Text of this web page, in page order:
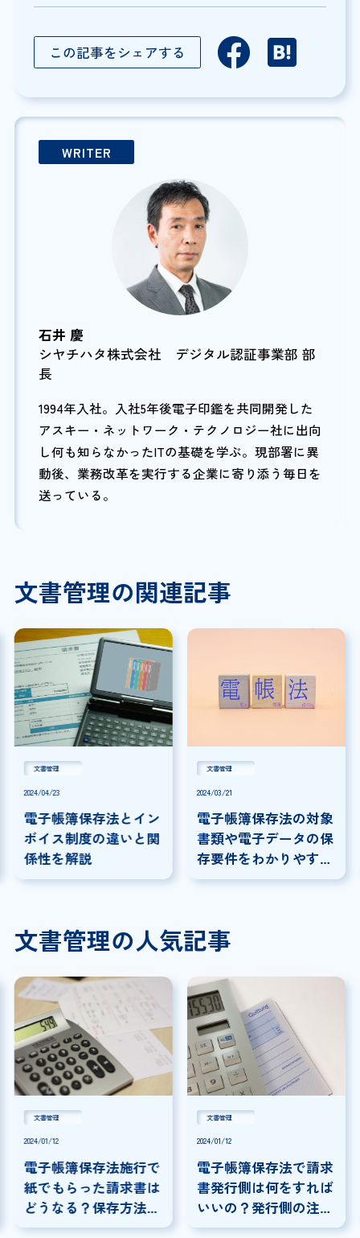
この記事をシェアする
WRITER
石井 慶
シヤチハタ株式会社 デジタル認証事業部 部
長
1994年入社。入社5年後電子印鑑を共同開発した
アスキー・ネットワーク・テクノロジー社に出向
し何も知らなかったITの基礎を学ぶ。現部署に異
動後、業務改革を実行する企業に寄り添う毎日を
送っている。
文書管理の関連記事
文書管理
2024/04/23
電子帳簿保存法とイン
ボイス制度の違いと関
係性を解説
文書管理
2024/03/21
電子帳簿保存法の対象
書類や電子データの保
存要件をわかりやすく
解説
文書管理の人気記事
文書管理
2024/01/12
電子帳簿保存法施行で
紙でもらった請求書は
どうなる？保存方法や
注意点を紹介！
文書管理
2024/01/12
電子帳簿保存法で請求
書発行側は何をすれば
いいの？発行側の注意
点を解説!